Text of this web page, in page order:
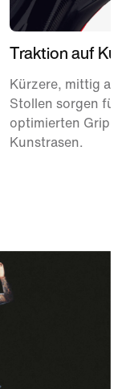
Traktion auf
Kürzere, mittig
Stollen sorgen für
optimierten Grip
Kunstrasen.